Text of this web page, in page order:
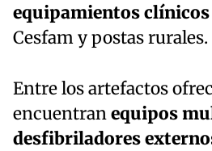
equipamientos clínicos
Cesfam y postas rurales.
Entre los artefactos
encuentranequipos
desfibriladores